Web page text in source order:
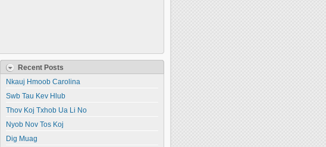
Recent Posts
Nkauj Hmoob Carolina
Swb Tau Kev Hlub
Thov Koj Txhob Ua Li No
Nyob Nov Tos Koj
Dig Muag